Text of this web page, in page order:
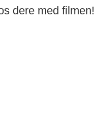
dere med filmen!